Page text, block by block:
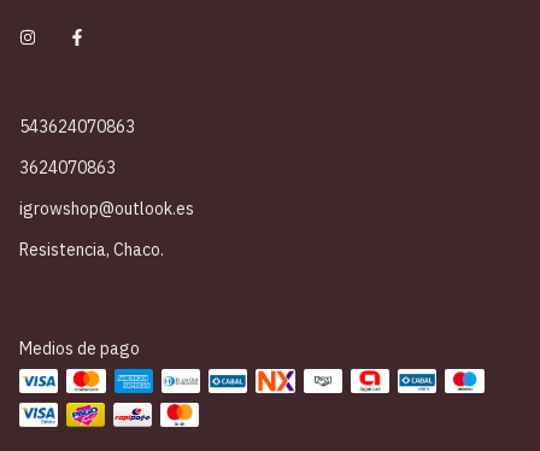
543624070863
3624070863
igrowshop@outlook.es
Resistencia, Chaco.
Medios de pago